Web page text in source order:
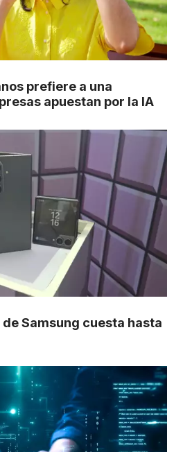
prefiere a una
apuestan por la IA
Samsung cuesta hasta